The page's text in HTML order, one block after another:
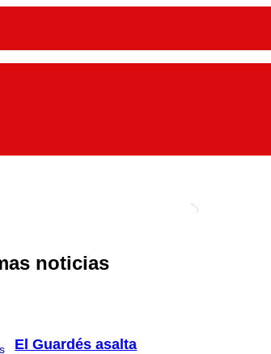
noticias
El Guardés asalta